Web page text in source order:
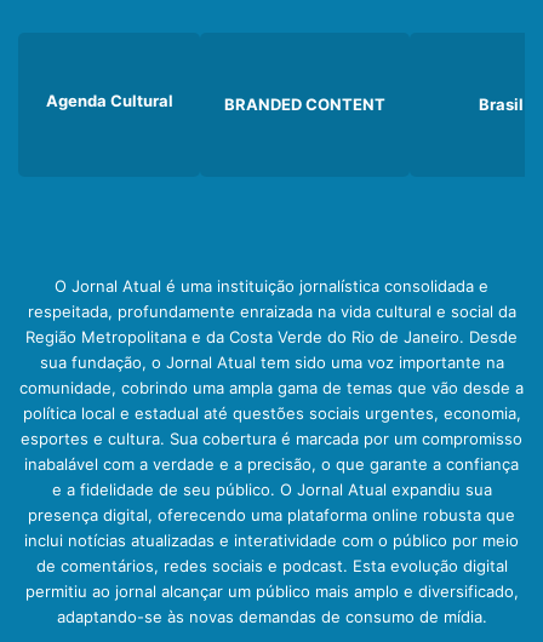
Agenda Cultural BRANDED CONTENT Brasil
O Jornal Atual é uma instituição jornalística consolidada e
respeitada, profundamente enraizada na vida cultural e social da
Região Metropolitana e da Costa Verde do Rio de Janeiro. Desde
sua fundação, o Jornal Atual tem sido uma voz importante na
comunidade, cobrindo uma ampla gama de temas que vão desde a
política local e estadual até questões sociais urgentes, economia,
esportes e cultura. Sua cobertura é marcada por um compromisso
inabalável com a verdade e a precisão, o que garante a confiança
e a fidelidade de seu público. O Jornal Atual expandiu sua
presença digital, oferecendo uma plataforma online robusta que
inclui notícias atualizadas e interatividade com o público por meio
de comentários, redes sociais e podcast. Esta evolução digital
permitiu ao jornal alcançar um público mais amplo e diversificado,
adaptando-se às novas demandas de consumo de mídia.